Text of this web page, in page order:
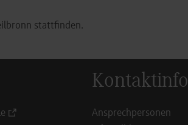
stattfinden.
Kontaktinfo
Ansprechpersonen